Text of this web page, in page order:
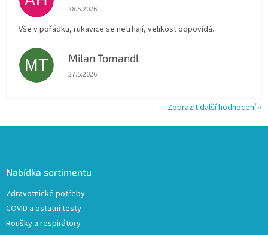
Hodnocení obchodu je 5 z 5 hvězdiček.
28.5.2026
Vše v pořádku, rukavice se netrhají, velikost odpovídá.
MT Milan Tomandl
Hodnocení obchodu je 5 z 5 hvězdiček.
27.5.2026
Zobrazit další hodnocení
Nabídka sortimentu
Zdravotnické potřeby
COVID a ostatní testy
Roušky a respirátory